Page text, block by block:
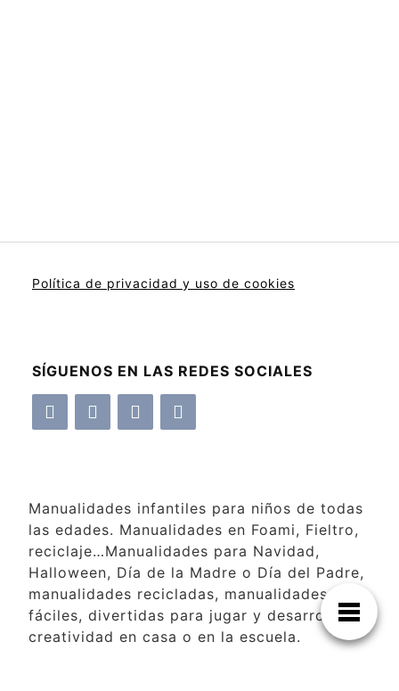
Política de privacidad y uso de cookies
SÍGUENOS EN LAS REDES SOCIALES
Manualidades infantiles para niños de todas
las edades. Manualidades en Foami, Fieltro,
reciclaje…Manualidades para Navidad,
Halloween, Día de la Madre o Día del Padre,
manualidades recicladas, manualidades
fáciles, divertidas para jugar y desarrollar la
creatividad en casa o en la escuela.